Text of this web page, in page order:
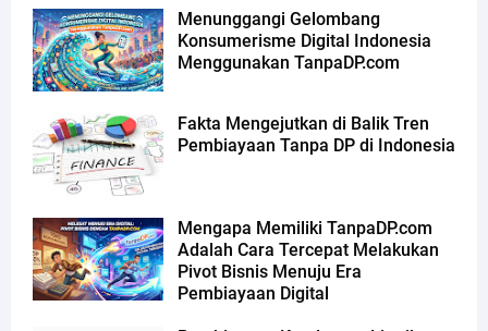
Menunggangi Gelombang
Konsumerisme Digital Indonesia
Menggunakan TanpaDP.com
Fakta Mengejutkan di Balik Tren
Pembiayaan Tanpa DP di Indonesia
Mengapa Memiliki TanpaDP.com
Adalah Cara Tercepat Melakukan
Pivot Bisnis Menuju Era
Pembiayaan Digital